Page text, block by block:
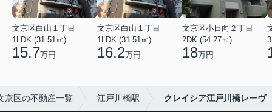
文京区白山１丁目
1LDK (31.51㎡)
15.7万円
文京区白山１丁目
1LDK (31.51㎡)
16.2万円
文京区小日向２丁目
2DK (54.27㎡)
18万円
京区の不動産一覧 江戸川橋駅 クレイシア江戸川橋レーヴ